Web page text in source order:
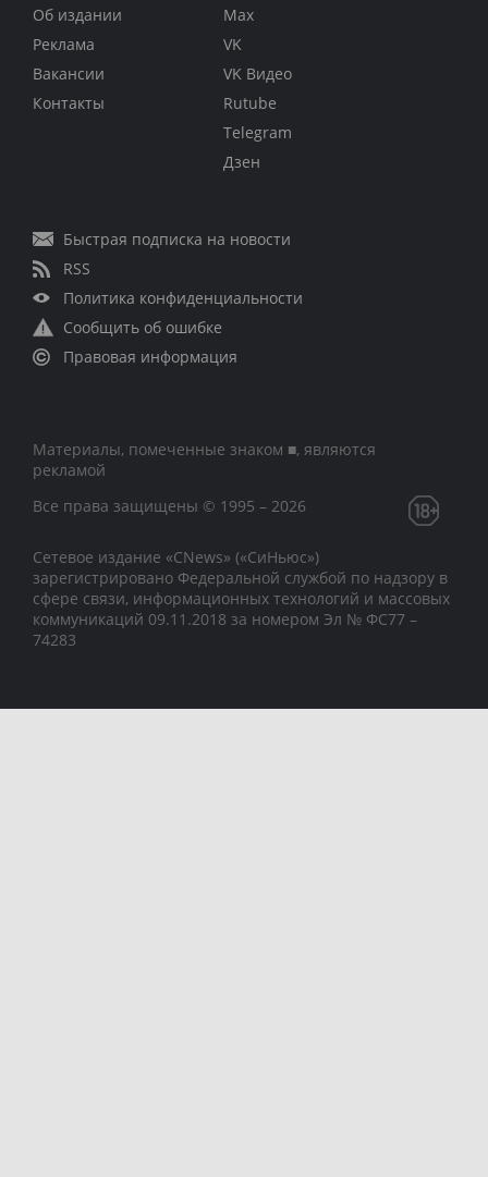
Об издании
Реклама
Вакансии
Контакты
Max
VK
VK Видео
Rutube
Telegram
Дзен
Быстрая подписка на новости
RSS
Политика конфиденциальности
Сообщить об ошибке
Правовая информация
Материалы, помеченные знаком ■, являются
рекламой
Все права защищены © 1995 – 2026
Сетевое издание «CNews» («СиНьюс»)
зарегистрировано Федеральной службой по надзору в
сфере связи, информационных технологий и массовых
коммуникаций 09.11.2018 за номером Эл № ФС77 –
74283